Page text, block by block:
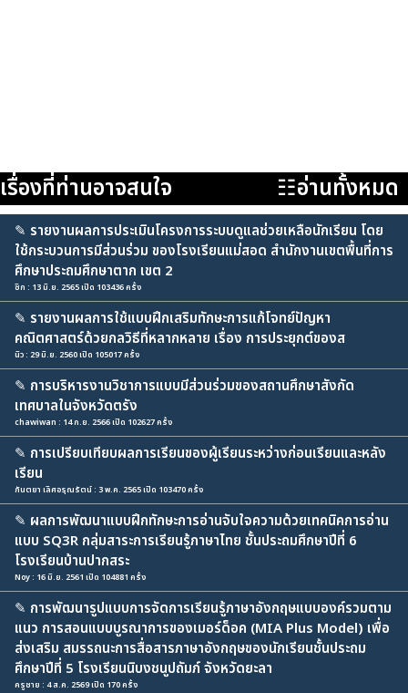
เรื่องที่ท่านอาจสนใจ ☷อ่านทั้งหมด
✎ รายงานผลการประเมินโครงการระบบดูแลช่วยเหลือนักเรียน โดย
ใช้กระบวนการมีส่วนร่วม ของโรงเรียนแม่สอด สำนักงานเขตพื้นที่การ
ศึกษาประถมศึกษาตาก เขต 2
ซิก : 13 มิ.ย. 2565 เปิด 103436 ครั้ง
✎ รายงานผลการใช้แบบฝึกเสริมทักษะการแก้โจทย์ปัญหา
คณิตศาสตร์ด้วยกลวิธีที่หลากหลาย เรื่อง การประยุกต์ของส
นิว : 29 มิ.ย. 2560 เปิด 105017 ครั้ง
✎ การบริหารงานวิชาการแบบมีส่วนร่วมของสถานศึกษาสังกัด
เทศบาลในจังหวัดตรัง
chawiwan : 14 ก.ย. 2566 เปิด 102627 ครั้ง
✎ การเปรียบเทียบผลการเรียนของผู้เรียนระหว่างก่อนเรียนและหลัง
เรียน
กันตยา เลิศอรุณรัตน์ : 3 พ.ค. 2565 เปิด 103470 ครั้ง
✎ ผลการพัฒนาแบบฝึกทักษะการอ่านจับใจความด้วยเทคนิคการอ่าน
แบบ SQ3R กลุ่มสาระการเรียนรู้ภาษาไทย ชั้นประถมศึกษาปีที่ 6
โรงเรียนบ้านปากสระ
Noy : 16 มิ.ย. 2561 เปิด 104881 ครั้ง
✎ การพัฒนารูปแบบการจัดการเรียนรู้ภาษาอังกฤษแบบองค์รวมตาม
แนว การสอนแบบบูรณาการของเมอร์ด็อค (MIA Plus Model) เพื่อ
ส่งเสริม สมรรถนะการสื่อสารภาษาอังกฤษของนักเรียนชั้นประถม
ศึกษาปีที่ 5 โรงเรียนนิบงชนูปถัมภ์ จังหวัดยะลา
ครูชาย : 4 ส.ค. 2569 เปิด 170 ครั้ง